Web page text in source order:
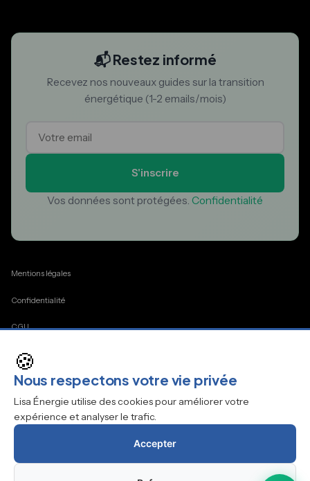
📬 Restez informé
Recevez nos nouveaux guides sur la transition
énergétique (1-2 emails/mois)
S'inscrire
Vos données sont protégées. Confidentialité
Mentions légales
Confidentialité
CGU
Cookies
Contact
🍪
Nous respectons votre vie privée
Lisa Énergie utilise des cookies pour améliorer votre
expérience et analyser le trafic.
Accepter